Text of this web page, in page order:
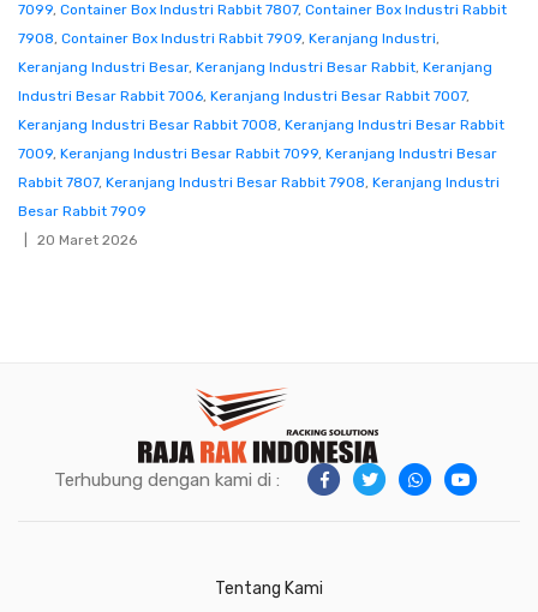
7099, Container Box Industri Rabbit 7807, Container Box Industri Rabbit
7908, Container Box Industri Rabbit 7909, Keranjang Industri,
Keranjang Industri Besar, Keranjang Industri Besar Rabbit, Keranjang
Industri Besar Rabbit 7006, Keranjang Industri Besar Rabbit 7007,
Keranjang Industri Besar Rabbit 7008, Keranjang Industri Besar Rabbit
7009, Keranjang Industri Besar Rabbit 7099, Keranjang Industri Besar
Rabbit 7807, Keranjang Industri Besar Rabbit 7908, Keranjang Industri
Besar Rabbit 7909
20 Maret 2026
Terhubung dengan kami di :
Tentang Kami